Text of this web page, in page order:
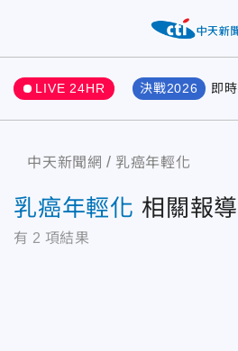
LIVE 24HR 決戰2026 即時
中天新聞網 乳癌年輕化
乳癌年輕化 相關報導
有 2 項結果